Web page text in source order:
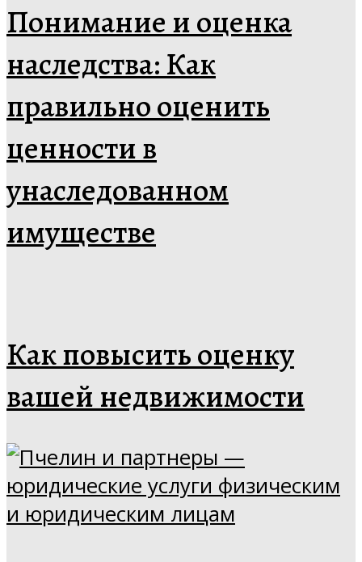
Понимание и оценка
наследства: Как
правильно оценить
ценности в
унаследованном
имуществе
Как повысить оценку
вашей недвижимости